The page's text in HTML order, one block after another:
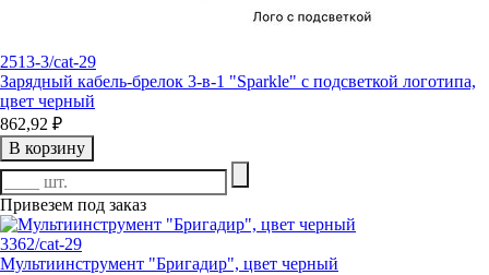
2513-3/cat-29
Зарядный кабель-брелок 3-в-1 "Sparkle" с подсветкой логотипа,
цвет черный
862,92 ₽
В корзину
Привезем под заказ
3362/cat-29
Мультиинструмент "Бригадир", цвет черный